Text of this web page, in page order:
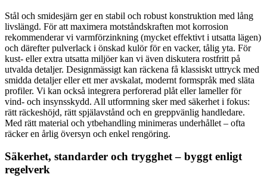
Stål och smidesjärn ger en stabil och robust konstruktion med lång
livslängd. För att maximera motståndskraften mot korrosion
rekommenderar vi varmförzinkning (mycket effektivt i utsatta lägen)
och därefter pulverlack i önskad kulör för en vacker, tålig yta. För
kust- eller extra utsatta miljöer kan vi även diskutera rostfritt på
utvalda detaljer. Designmässigt kan räckena få klassiskt uttryck med
smidda detaljer eller ett mer avskalat, modernt formspråk med släta
profiler. Vi kan också integrera perforerad plåt eller lameller för
vind- och insynsskydd. All utformning sker med säkerhet i fokus:
rätt räckeshöjd, rätt spjälavstånd och en greppvänlig handledare.
Med rätt material och ytbehandling minimeras underhållet – ofta
räcker en årlig översyn och enkel rengöring.
Säkerhet, standarder och trygghet – byggt enligt
regelverk